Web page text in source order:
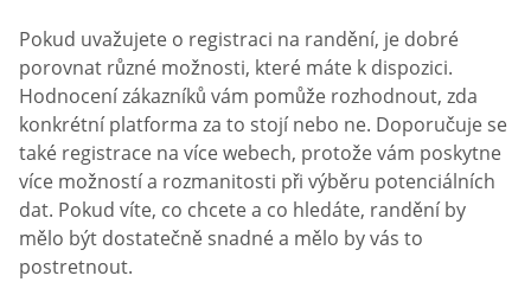
Pokud uvažujete o registraci na randění, je dobré
porovnat různé možnosti, které máte k dispozici.
Hodnocení zákazníků vám pomůže rozhodnout, zda
konkrétní platforma za to stojí nebo ne. Doporučuje se
také registrace na více webech, protože vám poskytne
více možností a rozmanitosti při výběru potenciálních
dat. Pokud víte, co chcete a co hledáte, randění by
mělo být dostatečně snadné a mělo by vás to
postretnout.